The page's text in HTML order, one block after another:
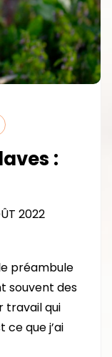
:
2022
préambule
souvent des
travail qui
que j’ai